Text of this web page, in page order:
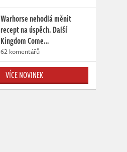
Warhorse nehodlá měnit
recept na úspěch. Další
Kingdom Come…
62 komentářů
VÍCE NOVINEK